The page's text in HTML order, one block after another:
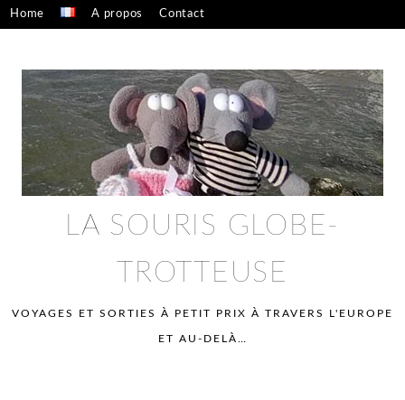
Skip
to
Home A propos Contact
LA SOURIS GLOBE-
TROTTEUSE
VOYAGES ET SORTIES À PETIT PRIX À TRAVERS L'EUROPE
ET AU-DELÀ…